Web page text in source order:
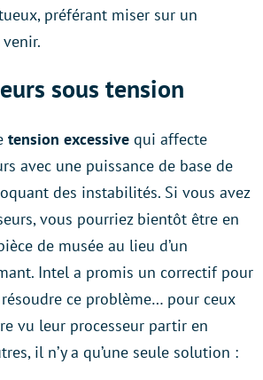
préférant miser sur un
sous tension
tension excessive qui affecte
avec une puissance de base de
des instabilités. Si vous avez
vous pourriez bientôt être en
de musée au lieu d’un
Intel a promis un correctif pour
ce problème… pour ceux
vu leur processeur partir en
il n’y a qu’une seule solution :